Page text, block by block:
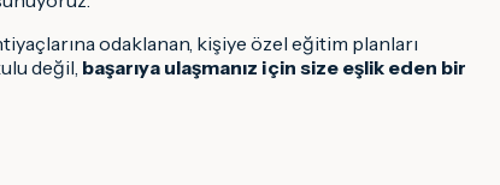
odaklanan, kişiye özel eğitim planları
değil, başarıya ulaşmanız için size eşlik eden bir